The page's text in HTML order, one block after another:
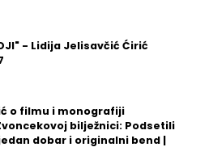
- Lidija Jelisavčić Ćirić
o filmu i monografiji
bilježnici: Podsetili
dobar i originalni bend |